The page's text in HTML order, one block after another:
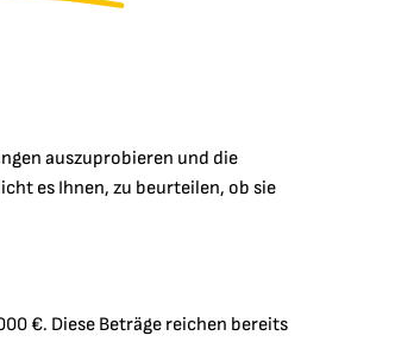
auszuprobieren und die
es Ihnen, zu beurteilen, ob sie
€. Diese Beträge reichen bereits